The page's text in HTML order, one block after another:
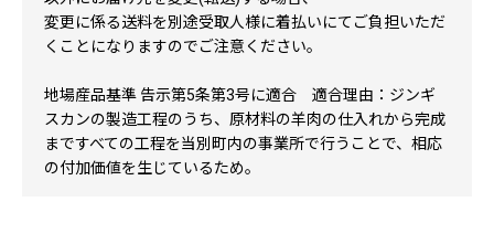
変更に係る送料を別途受取人様に着払いにてご負担いただ
くことになりますのでご注意ください。
地場産品基準 告示第5条第3号に適合 適合理由：ジンギ
スカンの製造工程のうち、原材料の羊肉の仕入れから完成
まですべての工程を当別町内の事業所で行うことで、相応
の付加価値を生じているため。